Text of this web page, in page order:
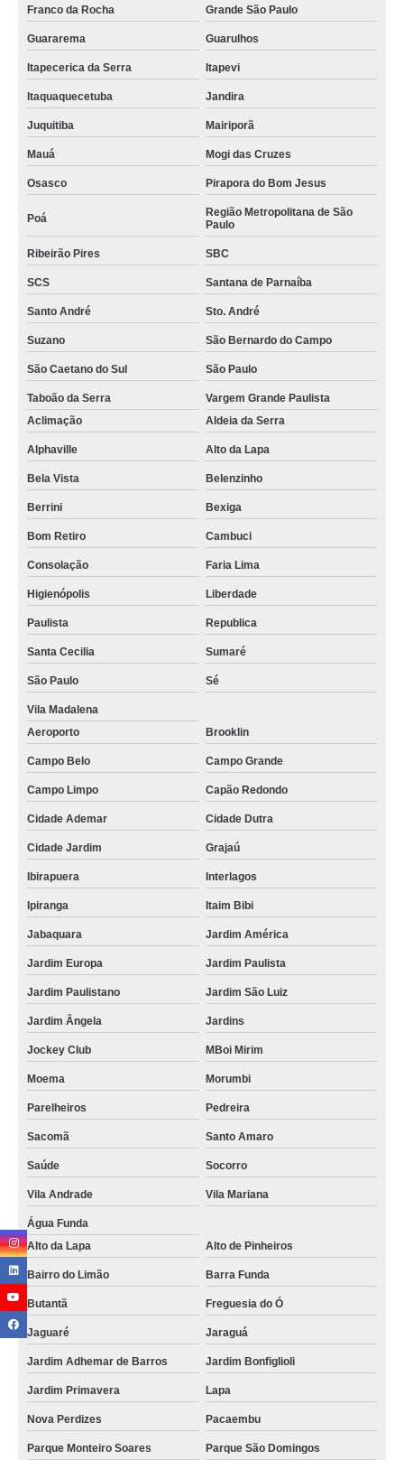
tratamento em clínica de medicina hiperbárica Itaquera
clínica hiperbárica oxigenoterapia contato Boituva
tratamento em clínica medicina hiperbárica Campos do Jordão
clínica de hiperbárica contato alto da providencia
clínica de terapia hiperbárica contato Cidade Jardim
tratamento em clínica de hiperbárica Sapopemba
clínica de hiperbárica hospitalar contato Cambuci
clínica de medicina hiperbárica contato Jardim Primavera
clínica hiperbárica oxigenoterapia Cruz do
clínica medicina hiperbárica contato Vila Mariana
clínica para hiperbárica contato Espírito Santo
clínica oxigenoterapia hiperbárica Pompéia
clínica hiperbárica hospitalar Arujá
tratamento em clínica medicina hiperbárica Guarulhos
clínica oxigenoterapia hiperbárica contato Itaquera
tratamento em clínica de hiperbárica hospitalar Itapetininga
clínica de hiperbárica hospitalar Bayeux
tratamento em clínica terapia hiperbárica Tremembé
tratamento em clínica terapia hiperbárica Ferraz de Vasconcelos
tratamento em clínica de hiperbárica hospitalar Montadas
clínica oxigenoterapia hiperbárica Jardins
clínica de terapia hiperbárica São Caetano do Sul
clínica hiperbárica hospitalar contato Vila Suzana
clínica hiperbárica contato São Bento do Sapucaí
clínica de medicina hiperbárica contato Jambeiro
clínica terapia hiperbárica contato Itapevi
clínica medicina hiperbárica Espírito Santo
clínica medicina hiperbárica contato MBoi Mirim
clínica hiperbárica Piquete
clínica de medicina hiperbárica Santana de Parnaíba
Franco da Rocha Grande São Paulo
Guararema Guarulhos
Itapecerica da Serra Itapevi
Itaquaquecetuba Jandira
Juquitiba Mairiporã
Mauá Mogi das Cruzes
Osasco Pirapora do Bom Jesus
Poá
Região Metropolitana de São
Paulo
Ribeirão Pires SBC
SCS Santana de Parnaíba
Santo André Sto. André
Suzano São Bernardo do Campo
São Caetano do Sul São Paulo
Taboão da Serra
Vargem Grande Paulista
Aclimação
Aldeia da Serra
Alphaville Alto da Lapa
Bela Vista Belenzinho
Berrini Bexiga
Bom Retiro Cambuci
Consolação Faria Lima
Higienópolis Liberdade
Paulista Republica
Santa Cecilia Sumaré
São Paulo Sé
Vila Madalena
Aeroporto
Brooklin
Campo Belo Campo Grande
Campo Limpo Capão Redondo
Cidade Ademar Cidade Dutra
Cidade Jardim Grajaú
Ibirapuera Interlagos
Ipiranga Itaim Bibi
Jabaquara Jardim América
Jardim Europa Jardim Paulista
Jardim Paulistano Jardim São Luiz
Jardim Ângela Jardins
Jockey Club MBoi Mirim
Moema Morumbi
Parelheiros Pedreira
Sacomã Santo Amaro
Saúde Socorro
Vila Andrade Vila Mariana
Água Funda
Alto da Lapa
Alto de Pinheiros
Bairro do Limão Barra Funda
Butantã Freguesia do Ó
Jaguaré Jaraguá
Jardim Adhemar de Barros Jardim Bonfiglioli
Jardim Primavera Lapa
Nova Perdizes Pacaembu
Parque Monteiro Soares Parque São Domingos